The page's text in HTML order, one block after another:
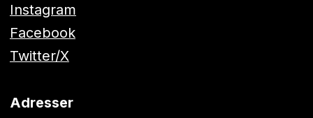
Instagram
Facebook
Twitter/X
Adresser